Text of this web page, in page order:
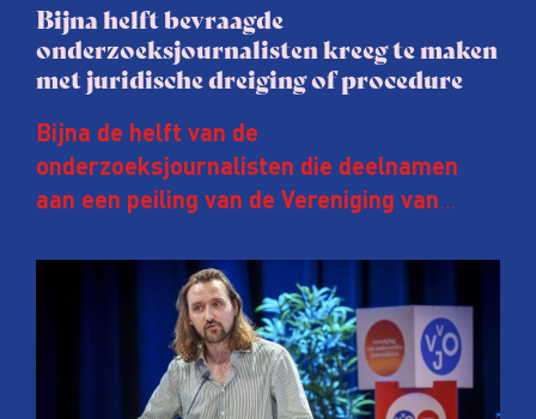
Bijna helft bevraagde
onderzoeksjournalisten kreeg te maken
met juridische dreiging of procedure
Bijna de helft van de
onderzoeksjournalisten die deelnamen
aan een peiling van de Vereniging van
afgelopen twee jaar te maken met
juridische dreiging of een juridische
procedure rond het eigen werk. Dat kost
journalisten tijd, ook ervaren zij stress en
soms worden publicaties aangepast of